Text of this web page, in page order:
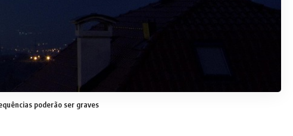
poderão ser graves